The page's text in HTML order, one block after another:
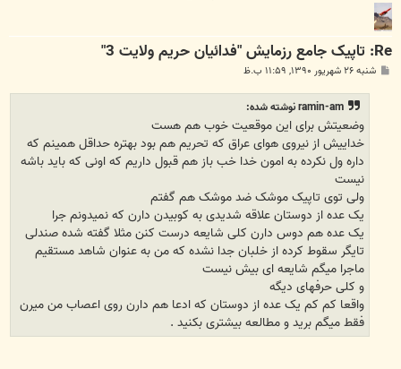
Re: تاپیک جامع رزمايش "فدائيان حريم ولايت 3"
شنبه ۲۶ شهریور ۱۳۹۰, ۱۱:۵۹ ب.ظ
ramin-am نوشته شده:
وضعیتش برای این موقعیت خوب هم هست
خداییش از نیروی هوای عراق که تحریم هم بود بهتره حداقل همینم که
داره ول نکرده به امون خدا خب باز هم قبول داریم که اونی که باید باشه
نیست
ولی توی تاپیک موشک ضد موشک هم گفتم
یک عده از دوستان علاقه شدیدی به کوبیدن دارن که نمیدونم جرا
یک عده هم دوس دارن کلی شایعه درست کنن مثلا گفته شده صندلی
تایگر سقوط کرده از خلبان جدا نشده که من به عنوان شاهد مستقیم
ماجرا میگم شایعه ای بیش نیست
و کلی حرفهای دیگه
واقعا کم کم یک عده از دوستان که ادعا هم دارن روی اعصاب من میرن
فقط میگم برید و مطالعه بیشتری بکنید .